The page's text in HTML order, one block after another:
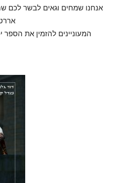
אנחנו שמחים וגאים לבשר לכם
המעוניינים להזמין את הספר